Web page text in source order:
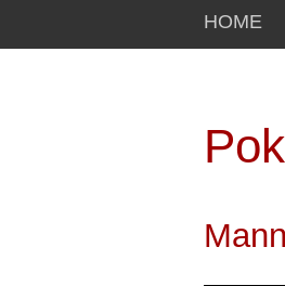
HOME